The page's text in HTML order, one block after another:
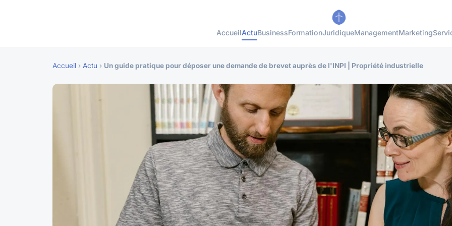
AccueilActuBusinessFormationJuridiqueManagementMarketing
Accueil › Actu › Un guide pratique pour déposer une demande de brevet auprès de l'INPI | Propriété industrielle